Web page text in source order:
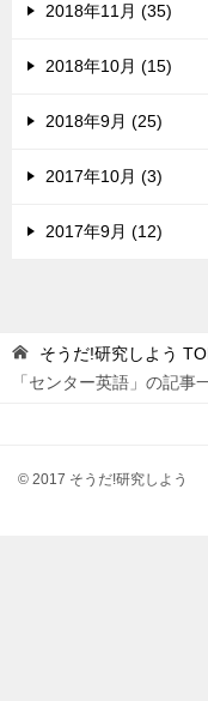
2018年11月 (35)
2018年10月 (15)
2018年9月 (25)
2017年10月 (3)
2017年9月 (12)
そうだ!研究しよう
「センター英語」の記事
© 2017 そうだ!研究しよう